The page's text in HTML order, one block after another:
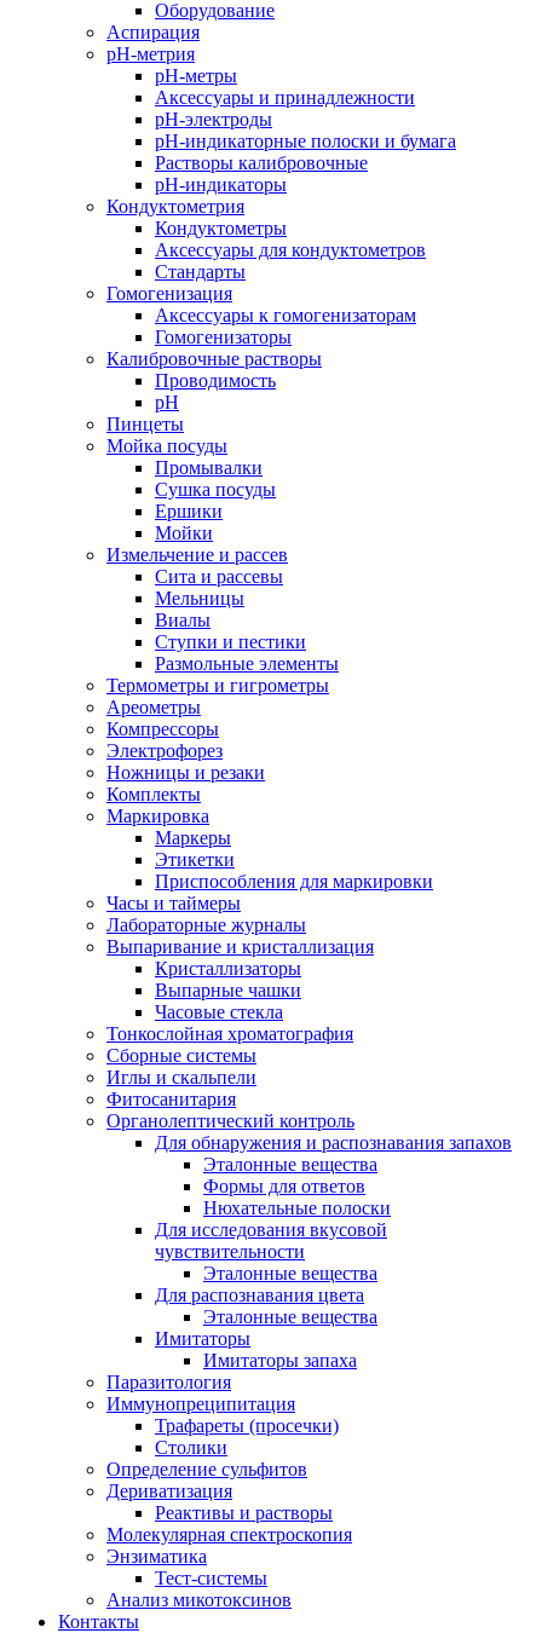
Оборудование
Аспирация
pH-метрия
pH-метры
Аксессуары и принадлежности
pH-электроды
pH-индикаторные полоски и бумага
Растворы калибровочные
pH-индикаторы
Кондуктометрия
Кондуктометры
Аксессуары для кондуктометров
Стандарты
Гомогенизация
Аксессуары к гомогенизаторам
Гомогенизаторы
Калибровочные растворы
Проводимость
pH
Пинцеты
Мойка посуды
Промывалки
Сушка посуды
Ершики
Мойки
Измельчение и рассев
Сита и рассевы
Мельницы
Виалы
Ступки и пестики
Размольные элементы
Термометры и гигрометры
Ареометры
Компрессоры
Электрофорез
Ножницы и резаки
Комплекты
Маркировка
Маркеры
Этикетки
Приспособления для маркировки
Часы и таймеры
Лабораторные журналы
Выпаривание и кристаллизация
Кристаллизаторы
Выпарные чашки
Часовые стекла
Тонкослойная хроматография
Сборные системы
Иглы и скальпели
Фитосанитария
Органолептический контроль
Для обнаружения и распознавания запахов
Эталонные вещества
Формы для ответов
Нюхательные полоски
Для исследования вкусовой
чувствительности
Эталонные вещества
Для распознавания цвета
Эталонные вещества
Имитаторы
Имитаторы запаха
Паразитология
Иммунопреципитация
Трафареты (просечки)
Столики
Определение сульфитов
Дериватизация
Реактивы и растворы
Молекулярная спектроскопия
Энзиматика
Тест-системы
Анализ микотоксинов
Контакты